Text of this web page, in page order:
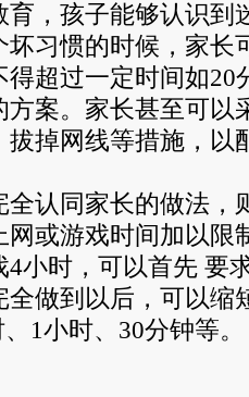
孩子能够认识到
坏习惯的时候，家长
超过一定时间如20
案。家长甚至可以
拔掉网线等措施，以
同家长的做法，
网或游戏时间加以限
小时，可以首先 要
做到以后，可以缩
1小时、30分钟等。